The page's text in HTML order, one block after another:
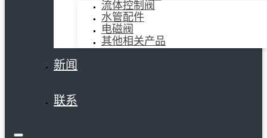
流体控制阀
水管配件
电磁阀
其他相关产品
新闻
联系